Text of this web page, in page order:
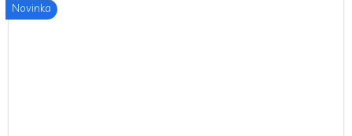
Novinka